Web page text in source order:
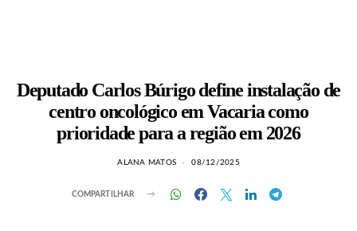
Deputado Carlos Búrigo define instalação de
centro oncológico em Vacaria como
prioridade para a região em 2026
ALANA MATOS 08/12/2025
COMPARTILHAR